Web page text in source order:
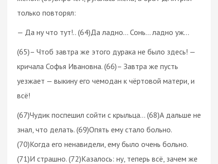
только повторял:
— Да ну что тут!.. (64)Да ладно… Сонь… ладно уж…
(65)– Чтоб завтра же этого дурака не было здесь! —
кричала Софья Ивановна. (66)– Завтра же пусть
уезжает — выкину его чемодан к чёртовой матери, и
всё!
(67)Чудик поспешил сойти с крыльца… (68)А дальше не
знал, что делать. (69)Опять ему стало больно.
(70)Когда его ненавидели, ему было очень больно.
(71)И страшно. (72)Казалось: ну, теперь всё, зачем же